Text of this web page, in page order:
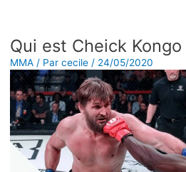
Qui est Cheick Kongo
MMA/ Par cecile / 24/05/2020